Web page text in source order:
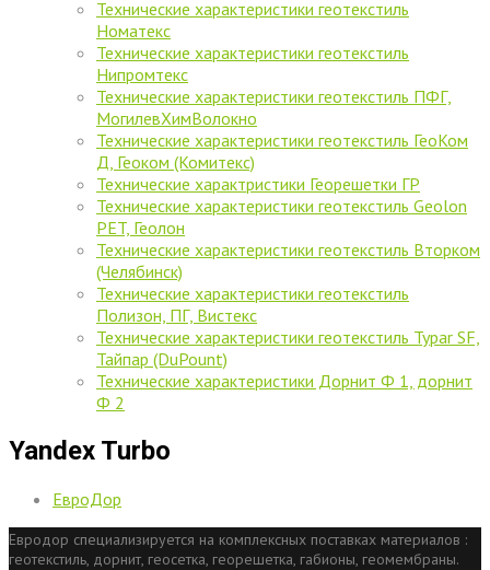
Технические характеристики геотекстиль
Номатекс
Технические характеристики геотекстиль
Нипромтекс
Технические характеристики геотекстиль ПФГ,
МогилевХимВолокно
Технические характеристики геотекстиль ГеоКом
Д, Геоком (Комитекс)
Технические характристики Георешетки ГР
Технические характеристики геотекстиль Geolon
PET, Геолон
Технические характеристики геотекстиль Вторком
(Челябинск)
Технические характеристики геотекстиль
Полизон, ПГ, Вистекс
Технические характеристики геотекстиль Typar SF,
Тайпар (DuPount)
Технические характеристики Дорнит Ф 1, дорнит
Ф 2
Yandex Turbo
ЕвроДор
Евродор специализируется на комплексных поставках материалов :
геотекстиль, дорнит, геосетка, георешетка, габионы, геомембраны.